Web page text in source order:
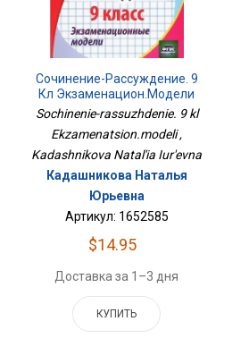
Сочинение-Рассуждение. 9
Кл Экзаменацион.модели
Sochinenie-rassuzhdenie. 9 kl
Ekzamenatsion.modeli ,
Kadashnikova Natal'ia Iur'evna
Кадашникова Наталья
Юрьевна
Артикул: 1652585
$14.95
Доставка за 1–3 дня
КУПИТЬ